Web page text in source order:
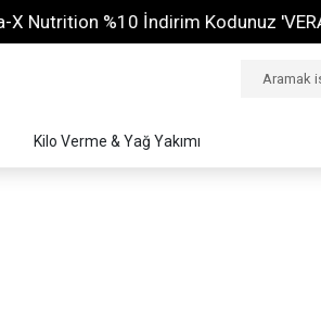
%10 İndirim Kodunuz 'VERA'
Kilo Verme & Yağ Yakımı